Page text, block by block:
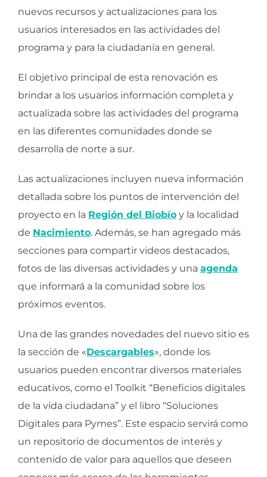
nuevos recursos y actualizaciones para los
usuarios interesados en las actividades del
programa y para la ciudadanía en general.
El objetivo principal de esta renovación es
brindar a los usuarios información completa y
actualizada sobre las actividades del programa
en las diferentes comunidades donde se
desarrolla de norte a sur.
Las actualizaciones incluyen nueva información
detallada sobre los puntos de intervención del
proyecto en la Región del Biobío y la localidad
de Nacimiento. Además, se han agregado más
secciones para compartir videos destacados,
fotos de las diversas actividades y una agenda
que informará a la comunidad sobre los
próximos eventos.
Una de las grandes novedades del nuevo sitio es
la sección de «Descargables», donde los
usuarios pueden encontrar diversos materiales
educativos, como el Toolkit “Beneficios digitales
de la vida ciudadana” y el libro “Soluciones
Digitales para Pymes”. Este espacio servirá como
un repositorio de documentos de interés y
contenido de valor para aquellos que deseen